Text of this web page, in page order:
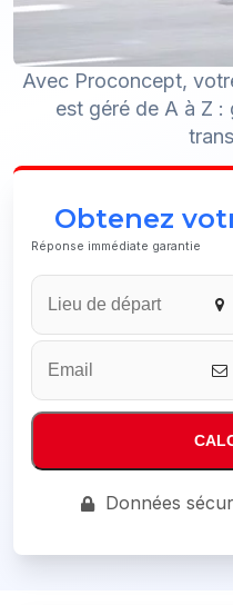
Avec Proconcept,
est géré de A à Z
Obtenez
Réponse immédiate garantie
Données